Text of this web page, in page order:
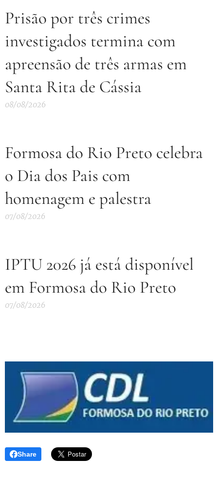
Prisão por três crimes
investigados termina com
apreensão de três armas em
Santa Rita de Cássia
08/08/2026
Formosa do Rio Preto celebra
o Dia dos Pais com
homenagem e palestra
07/08/2026
IPTU 2026 já está disponível
em Formosa do Rio Preto
07/08/2026
Share